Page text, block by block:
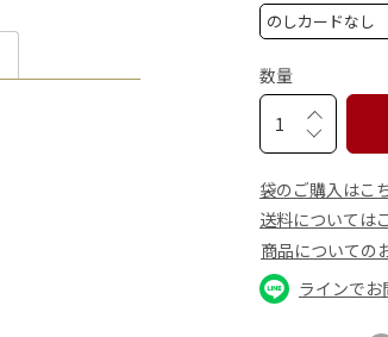
(
必
数量
袋のご購入はこ
送料については
商品についての
ラインでお